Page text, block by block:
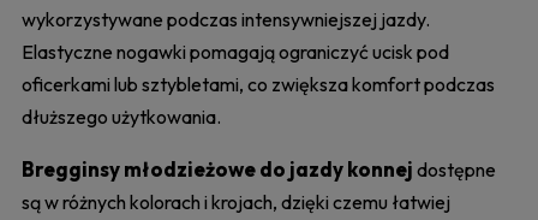
wykorzystywane podczas intensywniejszej jazdy.
Elastyczne nogawki pomagają ograniczyć ucisk pod
oficerkami lub sztybletami, co zwiększa komfort podczas
dłuższego użytkowania.
Bregginsy młodzieżowe do jazdy konnej dostępne
są w różnych kolorach i krojach, dzięki czemu łatwiej